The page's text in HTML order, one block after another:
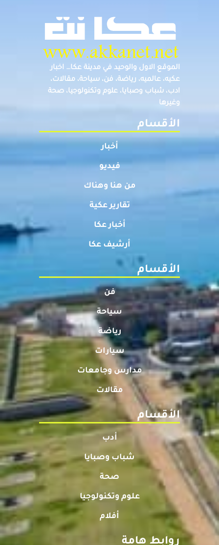
الموقع الاول والوحيد في مدينة عكا… اخبار
عكيه، عالميه، رياضة، فن، سياحة، مقالات،
ادب، شباب وصبايا، علوم وتكنولوجيا، صحة
وغيرها
الأقسام
أخبار
فيديو
من هنا وهناك
تقارير عكية
أخبار عكا
أرشيف عكا
الأقسام
فن
سياحة
رياضة
سيارات
مدارس وجامعات
مقالات
الأقسام
أدب
شباب وصبايا
صحة
علوم وتكنولوجيا
أفلام
روابط هامة